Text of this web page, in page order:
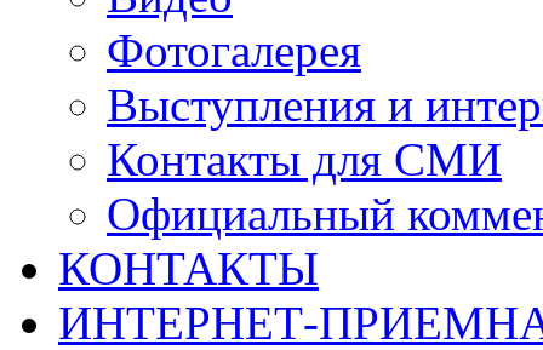
Фотогалерея
Выступления и
Контакты для СМИ
Официальный
КОНТАКТЫ
ИНТЕРНЕТ-